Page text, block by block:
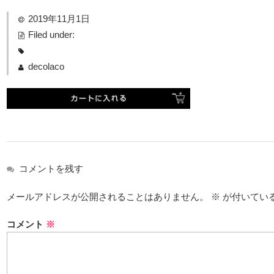
2019年11月1日
Filed under:
decolaco
コメントを残す
メールアドレスが公開されることはありません。 ※ が付いてい
コメント ※